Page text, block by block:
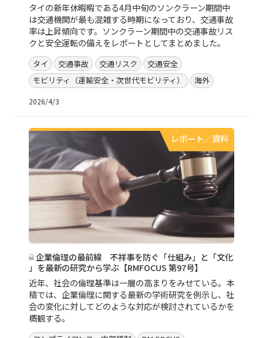
タイの新年休暇暇である4月中旬のソンクラーン期間中
は交通機関が最も混雑する時期になっており、交通事故
率は上昇傾向です。ソンクラーン期間中の交通事故リス
クと安全運転の備えをレポートとしてまとめました。
タイ 交通事故 交通リスク
交通安全
モビリティ（運輸安全・次世代モビリティ）
海外
2026/4/3
レポート／資料
企業倫理の最前線 不祥事を防ぐ「仕組み」と「文化
」を最新の研究から学ぶ【RMFOCUS 第97号】
近年、社会の倫理基準は一層の高まりをみせている。本
稿では、企業倫理に関する最新の学術研究を例示し、社
会の変化に対してどのような対応が検討されているかを
概観する。